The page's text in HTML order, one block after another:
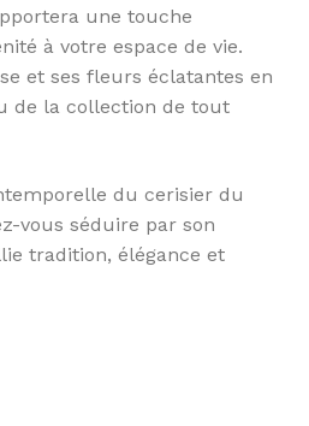
une touche
à votre espace de vie.
et ses fleurs éclatantes en
de la collection de tout
du cerisier du
vous séduire par son
tradition, élégance et